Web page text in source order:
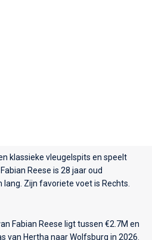
klassieke vleugelspits en speelt
. Fabian Reese is 28 jaar oud
Zijn favoriete voet is Rechts.
Fabian Reese ligt tussen €2.7M en
van Hertha naar Wolfsburg in 2026.